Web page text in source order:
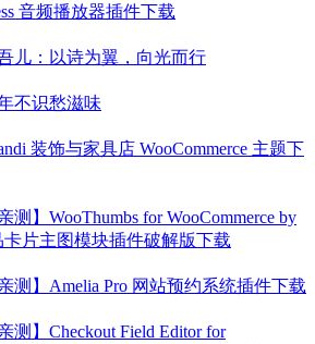
音频播放器插件下载
儿：以诗为翼，向光而行
不识愁滋味
装饰与家具店 WooCommerce 主题下
亲测】WooThumbs for WooCommerce by
卡片主图模块插件破解版下载
亲测】Amelia Pro 网站预约系统插件下载
亲测】Checkout Field Editor for